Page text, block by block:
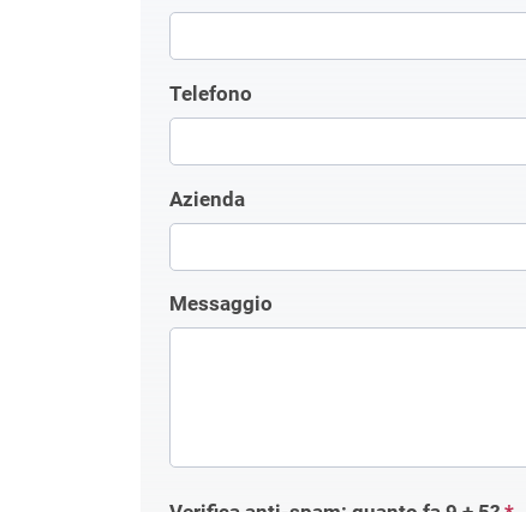
Telefono
Azienda
Messaggio